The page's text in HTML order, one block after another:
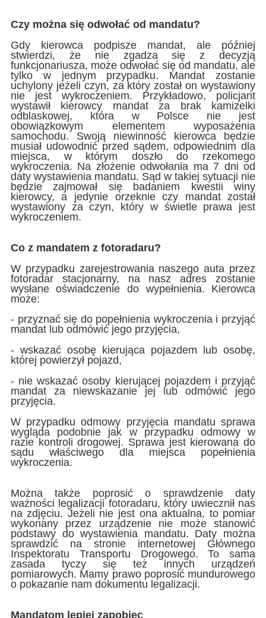
Czy można się odwołać od mandatu?
Gdy kierowca podpisze mandat, ale później
stwierdzi, że nie zgadza się z decyzją
funkcjonariusza, może odwołać się od mandatu, ale
tylko w jednym przypadku. Mandat zostanie
uchylony jeżeli czyn, za który został on wystawiony
nie jest wykroczeniem. Przykładowo, policjant
wystawił kierowcy mandat za brak kamizelki
odblaskowej, która w Polsce nie jest
obowiązkowym elementem wyposażenia
samochodu. Swoją niewinność kierowca będzie
musiał udowodnić przed sądem, odpowiednim dla
miejsca, w którym doszło do rzekomego
wykroczenia. Na złożenie odwołania ma 7 dni od
daty wystawienia mandatu. Sąd w takiej sytuacji nie
będzie zajmował się badaniem kwestii winy
kierowcy, a jedynie orzeknie czy mandat został
wystawiony za czyn, który w świetle prawa jest
wykroczeniem.
Co z mandatem z fotoradaru?
W przypadku zarejestrowania naszego auta przez
fotoradar stacjonarny, na nasz adres zostanie
wysłane oświadczenie do wypełnienia. Kierowca
może:
- przyznać się do popełnienia wykroczenia i przyjąć
mandat lub odmówić jego przyjęcia,
- wskazać osobę kierująca pojazdem lub osobę,
której powierzył pojazd,
- nie wskazać osoby kierującej pojazdem i przyjąć
mandat za niewskazanie jej lub odmówić jego
przyjęcia.
W przypadku odmowy przyjęcia mandatu sprawa
wygląda podobnie jak w przypadku odmowy w
razie kontroli drogowej. Sprawa jest kierowana do
sądu właściwego dla miejsca popełnienia
wykroczenia.
Można także poprosić o sprawdzenie daty
ważności legalizacji fotoradaru, który uwiecznił nas
na zdjęciu. Jeżeli nie jest ona aktualna, to pomiar
wykonany przez urządzenie nie może stanowić
podstawy do wystawienia mandatu. Daty można
sprawdzić na stronie internetowej Głównego
Inspektoratu Transportu Drogowego. To sama
zasada tyczy się też innych urządzeń
pomiarowych. Mamy prawo poprosić mundurowego
o pokazanie nam dokumentu legalizacji.
Mandatom lepiej zapobiec